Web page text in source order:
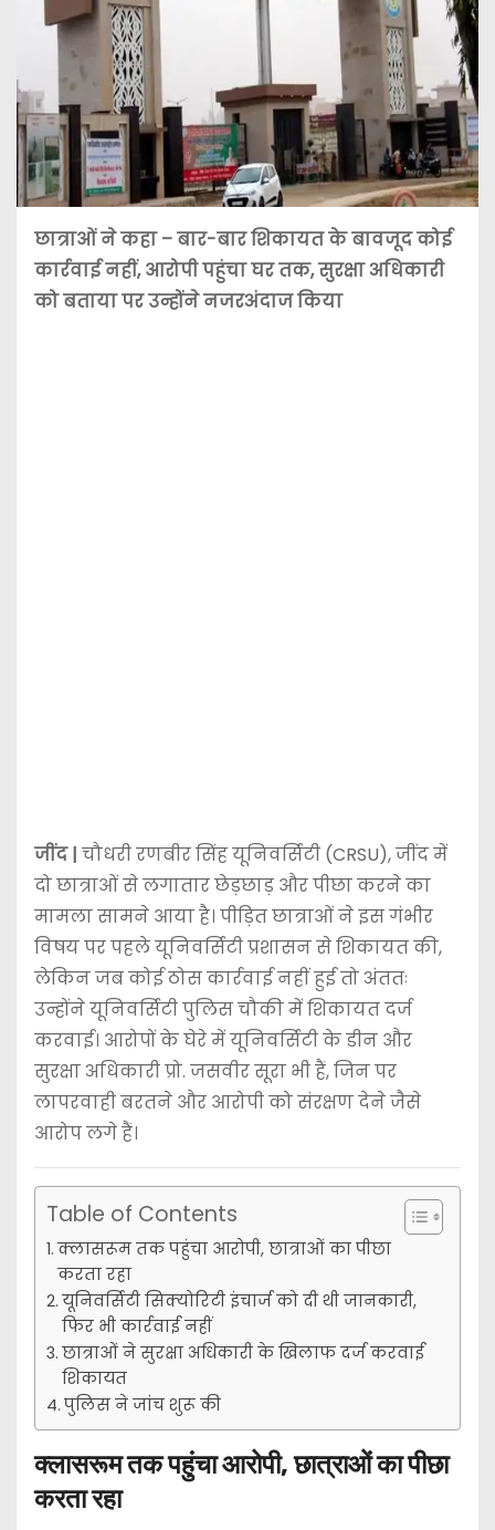
छात्राओं ने कहा – बार-बार शिकायत के बावजूद कोई
कार्रवाई नहीं, आरोपी पहुंचा घर तक, सुरक्षा अधिकारी
को बताया पर उन्होंने नजरअंदाज किया
जींद | चौधरी रणबीर सिंह यूनिवर्सिटी (CRSU), जींद में
दो छात्राओं से लगातार छेड़छाड़ और पीछा करने का
मामला सामने आया है। पीड़ित छात्राओं ने इस गंभीर
विषय पर पहले यूनिवर्सिटी प्रशासन से शिकायत की,
लेकिन जब कोई ठोस कार्रवाई नहीं हुई तो अंततः
उन्होंने यूनिवर्सिटी पुलिस चौकी में शिकायत दर्ज
करवाई। आरोपों के घेरे में यूनिवर्सिटी के डीन और
सुरक्षा अधिकारी प्रो. जसवीर सूरा भी हैं, जिन पर
लापरवाही बरतने और आरोपी को संरक्षण देने जैसे
आरोप लगे हैं।
Table of Contents
क्लासरूम तक पहुंचा आरोपी, छात्राओं का पीछा
करता रहा
यूनिवर्सिटी सिक्योरिटी इंचार्ज को दी थी जानकारी,
फिर भी कार्रवाई नहीं
छात्राओं ने सुरक्षा अधिकारी के खिलाफ दर्ज करवाई
शिकायत
पुलिस ने जांच शुरू की
क्लासरूम तक पहुंचा आरोपी, छात्राओं का पीछा
करता रहा